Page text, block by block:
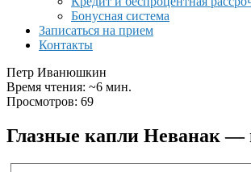
Бонусная система
Записаться на прием
Контакты
Петр Иванюшкин
Время чтения: ~6 мин.
Просмотров: 69
Глазные капли Неванак —